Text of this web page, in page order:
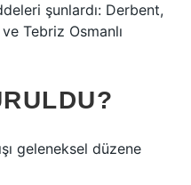
şunlardı: Derbent,
Tebriz Osmanlı
geleneksel düzene